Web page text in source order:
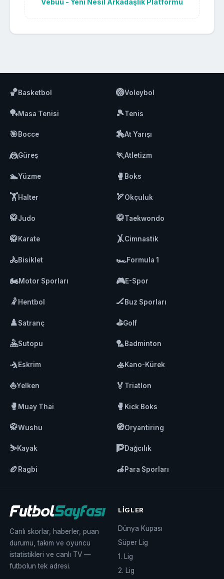
Vebuu - Yeni Nesil Arkadaşlık Platformu
🏀Basketbol 🏐Voleybol
🏓Masa Tenisi 🎾Tenis
🎯Bocce 🏇At Yarışı
🤼Güreş 🏃Atletizm
🏊Yüzme 🥊 Boks
🏋️Halter 🏹Okçuluk
🥋Judo 🥋Taekwondo
🥋Karate 🤸Cimnastik
🚴Bisiklet 🏎️Formula 1
🏍️Motor Sporları 🎮E-Spor
🤾 Hentbol 🏒Buz Sporları
♟️Satranç ⛳Golf
🤽Sutopu 🏸Badminton
🤺Eskrim 🚣Kano-Kürek
⛵Yelken 🏅 Triatlon
🥊 Muay Thai 🥊 Kick Boks
🥋Wushu 🧭Oryantiring
⛷️Kayak 🧗Dağcılık
🏉 Ragbi 🦽Para Sporları
Canlı skorlar, haberler, puan
durumu, takım ve oyuncu
istatistikleri ve canlı TV —
futbolun tek adresi.
LIGLER
Dünya Kupası
Süper Lig
1. Lig
2. Lig